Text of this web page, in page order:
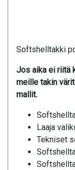
Softshelltakki
Jos aika ei riitä
meille takin
mallit.
Laaja
Tekniset